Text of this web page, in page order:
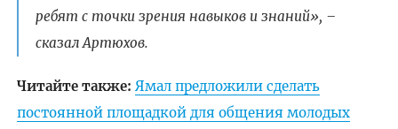
ребят с точки зрения навыков и знаний», –
сказал Артюхов.
Читайте также: Ямал предложили сделать
постоянной площадкой для общения молодых